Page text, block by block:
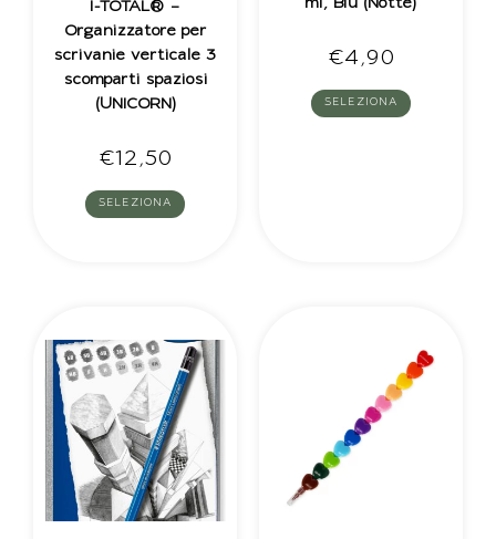
I-TOTAL® –
Organizzatore per
scrivanie verticale 3
scomparti spaziosi
(UNICORN)
€12,50
SELEZIONA
ml, Blu (Notte)
€4,90
SELEZIONA